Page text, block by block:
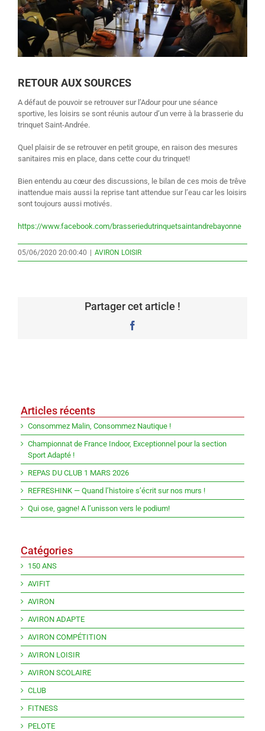
RETOUR AUX SOURCES
A défaut de pouvoir se retrouver sur l’Adour pour une séance
sportive, les loisirs se sont réunis autour d’un verre à la brasserie du
trinquet Saint-Andrée.
Quel plaisir de se retrouver en petit groupe, en raison des mesures
sanitaires mis en place, dans cette cour du trinquet!
Bien entendu au cœur des discussions, le bilan de ces mois de trêve
inattendue mais aussi la reprise tant attendue sur l’eau car les loisirs
sont toujours aussi motivés.
https://www.facebook.com/brasseriedutrinquetsaintandrebayonne
05/06/2020 20:00:40 AVIRON LOISIR
Partager cet article !
Articles récents
Consommez Malin, Consommez Nautique !
Championnat de France Indoor, Exceptionnel pour la section
Sport Adapté !
REPAS DU CLUB 1 MARS 2026
REFRESHINK — Quand l’histoire s’écrit sur nos murs !
Qui ose, gagne! A l’unisson vers le podium!
Catégories
150 ANS
AVIFIT
AVIRON
AVIRON ADAPTE
AVIRON COMPÉTITION
AVIRON LOISIR
AVIRON SCOLAIRE
CLUB
FITNESS
PELOTE